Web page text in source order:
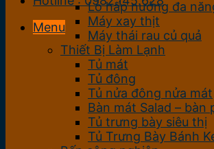
Menu
Lò hấp nướng đa
Máy xay thịt
Máy thái rau củ quả
Thiết Bị Làm Lạnh
Tủ mát
Tủ đông
Tủ nửa đông nửa mát
Bàn mát Salad – bàn
Tủ trưng bày siêu thị
Tủ Trưng Bày Bánh